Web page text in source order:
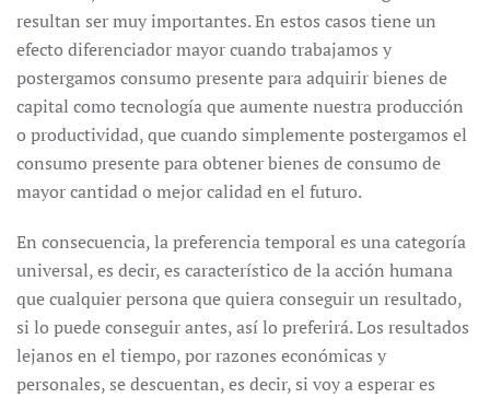
resultan ser muy importantes. En estos casos tiene un
efecto diferenciador mayor cuando trabajamos y
postergamos consumo presente para adquirir bienes de
capital como tecnología que aumente nuestra producción
o productividad, que cuando simplemente postergamos el
consumo presente para obtener bienes de consumo de
mayor cantidad o mejor calidad en el futuro.
En consecuencia, la preferencia temporal es una categoría
universal, es decir, es característico de la acción humana
que cualquier persona que quiera conseguir un resultado,
si lo puede conseguir antes, así lo preferirá. Los resultados
lejanos en el tiempo, por razones económicas y
personales, se descuentan, es decir, si voy a esperar es